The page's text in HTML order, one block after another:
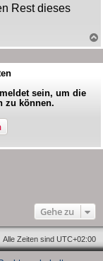
Rest dieses
sein, um die
zu können.
Gehe zu
Alle Zeiten sind UTC+02:00